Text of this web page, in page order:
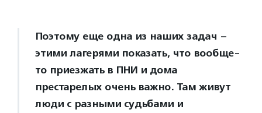
Поэтому еще одна из наших задач –
этими лагерями показать, что вообще-
то приезжать в ПНИ и дома
престарелых очень важно. Там живут
люди с разными судьбами и